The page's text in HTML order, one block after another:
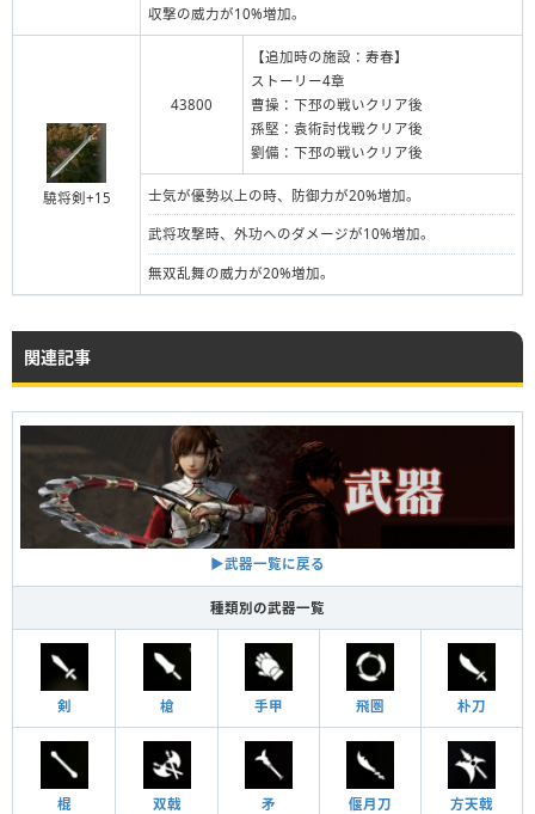
収撃の威力が10%増加。
驍将剣+15
43800
【追加時の施設：寿春】
ストーリー4章
曹操：下邳の戦いクリア後
孫堅：袁術討伐戦クリア後
劉備：下邳の戦いクリア後
士気が優勢以上の時、防御力が20%増加。
武将攻撃時、外功へのダメージが10%増加。
無双乱舞の威力が20%増加。
関連記事
▶︎武器一覧に戻る
種類別の武器一覧
剣 槍 手甲 飛圏 朴刀
棍 双戟 矛 偃月刀 方天戟